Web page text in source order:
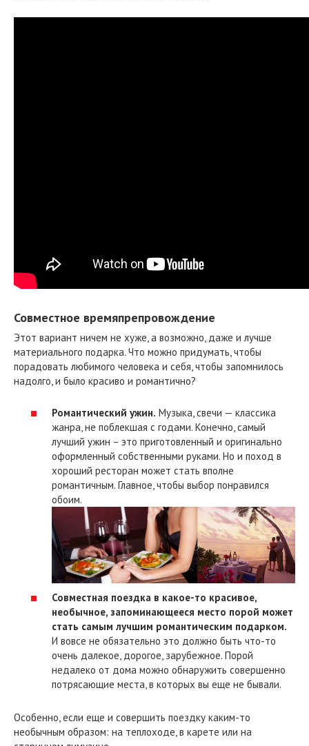
Совместное времяпрепровождение
Этот вариант ничем не хуже, а возможно, даже и лучше
материального подарка. Что можно придумать, чтобы
порадовать любимого человека и себя, чтобы запомнилось
надолго, и было красиво и романтично?
Романтический ужин. Музыка, свечи — классика
жанра, не поблекшая с годами. Конечно, самый
лучший ужин – это приготовленный и оригинально
оформленный собственными руками. Но и поход в
хороший ресторан может стать вполне
романтичным. Главное, чтобы выбор понравился
обоим.
Совместная поездка в какое-то красивое,
необычное, запоминающееся место порой может
стать самым лучшим романтическим подарком.
И вовсе не обязательно это должно быть что-то
очень далекое, дорогое, зарубежное. Порой
недалеко от дома можно обнаружить совершенно
потрясающие места, в которых вы еще не бывали.
Особенно, если еще и совершить поездку каким-то
необычным образом: на теплоходе, в карете или на